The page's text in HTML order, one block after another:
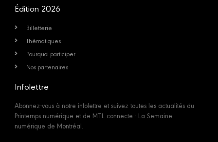
Édition 2026
Billetterie
Thématiques
Pourquoi participer
Nos partenaires
Infolettre
Abonnez-vous à notre infolettre et suivez toutes les actualités du
Printemps numérique et de MTL connecte : La Semaine
numérique de Montréal.